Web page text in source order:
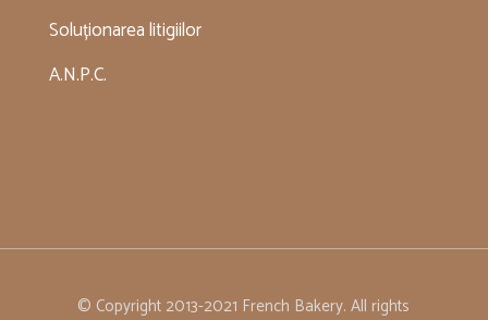
Soluționarea litigiilor
A.N.P.C.
© Copyright 2013-2021 French Bakery. All rights